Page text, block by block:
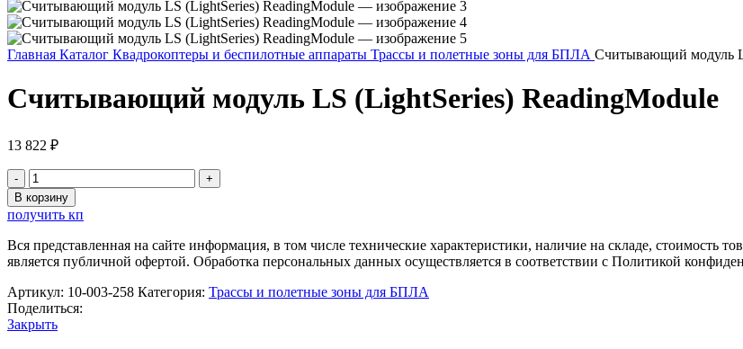
Главная Каталог Квадрокоптеры и беспилотные аппараты Трассы и полетные зоны для БПЛА Считывающий модуль
Считывающий модуль LS (LightSeries) ReadingModule
13 822 ₽
Количество
товара
Считывающий
модуль
LS
(LightSeries)
ReadingModule
В корзину
получить кп
Вся представленная на сайте информация, в том числе технические характеристики, наличие на складе, стоимость
является публичной офертой. Обработка персональных данных осуществляется в соответствии с Политикой
Артикул: 10-003-258 Категория: Трассы и полетные зоны для БПЛА
Поделиться:
Закрыть